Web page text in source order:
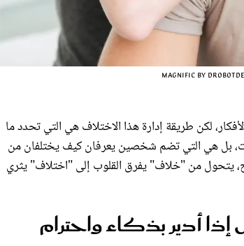
لكن طريقة إدارة هذا الاختلاف هي التي تحدد ما
بل هي التي تضم شخصين يعرفان كيف يختلفان من
يتحول من "خلاف" يفرق القلوب إلى "اختلاف" يثري
أدير بذكاء واحترام